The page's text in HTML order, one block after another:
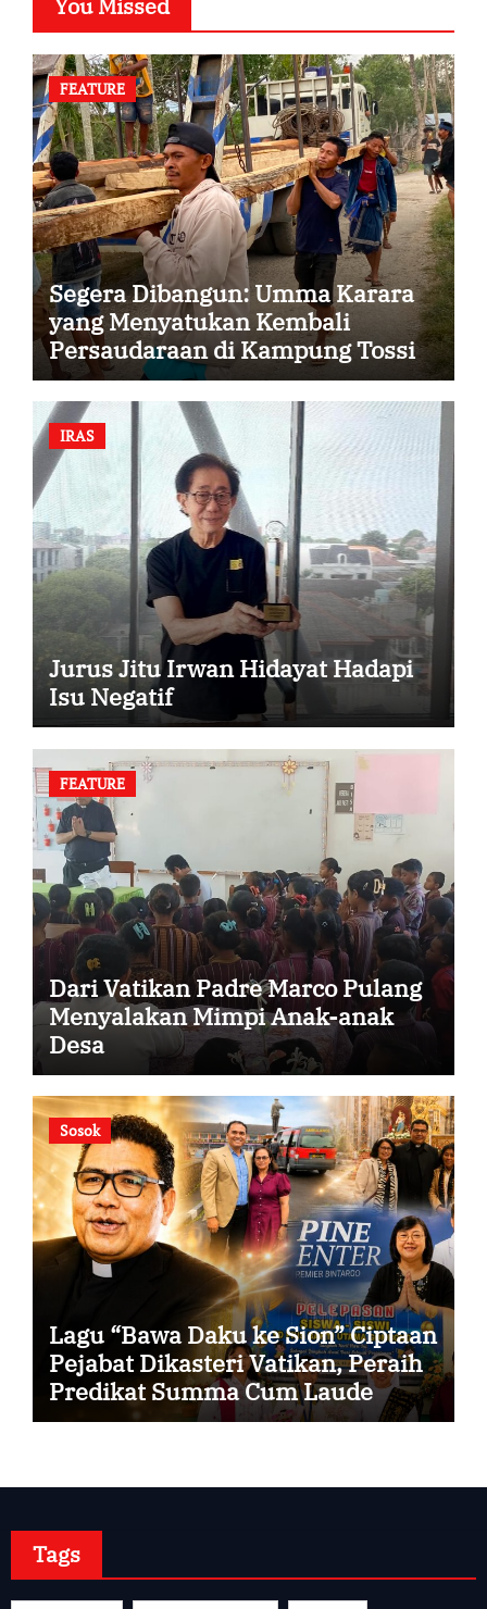
You Missed
FEATURE
Segera Dibangun: Umma Karara
yang Menyatukan Kembali
Persaudaraan di Kampung Tossi
IRAS
Jurus Jitu Irwan Hidayat Hadapi
Isu Negatif
FEATURE
Dari Vatikan Padre Marco Pulang
Menyalakan Mimpi Anak-anak
Desa
Sosok
Lagu “Bawa Daku ke Sion” Ciptaan
Pejabat Dikasteri Vatikan, Peraih
Predikat Summa Cum Laude
Tags